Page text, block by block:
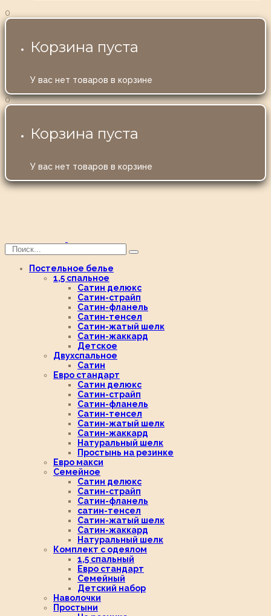
0
Корзина пуста
У вас нет товаров в корзине
0
Корзина пуста
У вас нет товаров в корзине
Постельное белье
1,5 спальное
Сатин делюкс
Сатин-страйп
Сатин-фланель
Сатин-тенсел
Сатин-жатый шелк
Сатин-жаккард
Детское
Двухспальное
Сатин
Евро стандарт
Сатин делюкс
Сатин-страйп
Сатин-фланель
Сатин-тенсел
Сатин-жатый шелк
Сатин-жаккард
Натуральный шелк
Простынь на резинке
Евро макси
Семейное
Сатин делюкс
Сатин-страйп
Сатин-фланель
сатин-тенсел
Сатин-жатый шелк
Сатин-жаккард
Натуральный шелк
Комплект с одеялом
1,5 спальный
Евро стандарт
Семейный
Детский набор
Наволочки
Простыни